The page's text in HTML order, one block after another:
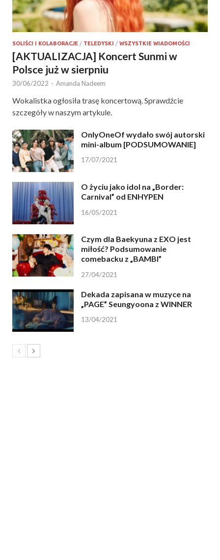
SOLIŚCI I KOLABORACJE / TELEDYSKI / WSZYSTKIE WIADOMOŚCI
[AKTUALIZACJA] Koncert Sunmi w
Polsce już w sierpniu
30/06/2022 - Amanda Nadeem
Wokalistka ogłosiła trasę koncertową. Sprawdźcie
szczegóły w naszym artykule.
OnlyOneOf wydało swój autorski
mini-album [PODSUMOWANIE]
17/07/2021
O życiu jako idol na „Border:
Carnival” od ENHYPEN
16/05/2021
Czym dla Baekyuna z EXO jest
miłość? Podsumowanie
comebacku z „BAMBI”
27/04/2021
Dekada zapisana w muzyce na
„PAGE” Seungyoona z WINNER
13/04/2021